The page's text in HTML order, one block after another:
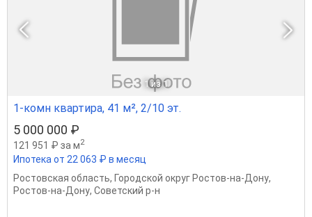
1 из 1
1-комн квартира, 41 м², 2/10 эт.
5 000 000 ₽
121 951 ₽ за м2
Ипотека от 22 063 ₽ в месяц
Ростовская область, Городской округ Ростов-на-Дону,
Ростов-на-Дону, Советский р-н